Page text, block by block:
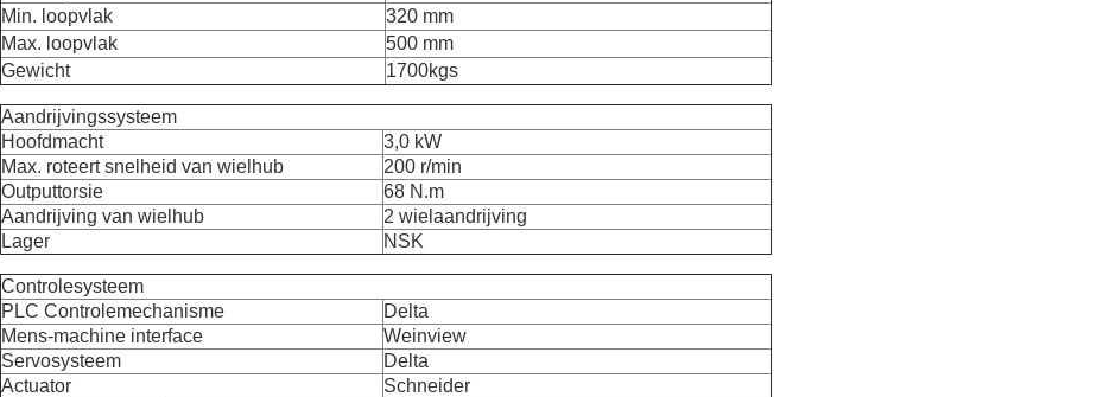
Min. loopvlak
320 mm
Max. loopvlak
500 mm
Gewicht
1700kgs
Aandrijvingssysteem
Hoofdmacht
3,0 kW
Max. roteert snelheid van wielhub
200 r/min
Outputtorsie
68 N.m
Aandrijving van wielhub
2 wielaandrijving
Lager
NSK
Controlesysteem
PLC Controlemechanisme
Delta
Mens-machine interface
Weinview
Servosysteem
Delta
Actuator
Schneider